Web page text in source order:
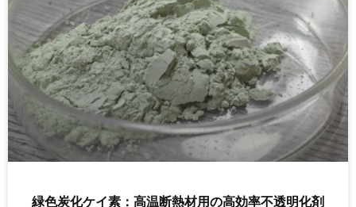
緑色炭化ケイ素：高温断熱材用の高効率不透明化剤